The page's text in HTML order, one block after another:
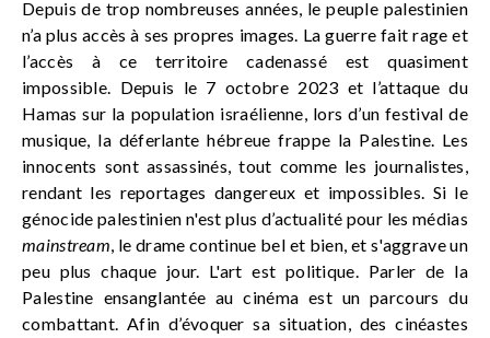
Depuis de trop nombreuses années, le peuple palestinien
n’a plus accès à ses propres images. La guerre fait rage et
l’accès à ce territoire cadenassé est quasiment
impossible. Depuis le 7 octobre 2023 et l’attaque du
Hamas sur la population israélienne, lors d’un festival de
musique, la déferlante hébreue frappe la Palestine. Les
innocents sont assassinés, tout comme les journalistes,
rendant les reportages dangereux et impossibles. Si le
génocide palestinien n'est plus d’actualité pour les médias
mainstream, le drame continue bel et bien, et s'aggrave un
peu plus chaque jour. L'art est politique. Parler de la
Palestine ensanglantée au cinéma est un parcours du
combattant. Afin d’évoquer sa situation, des cinéastes